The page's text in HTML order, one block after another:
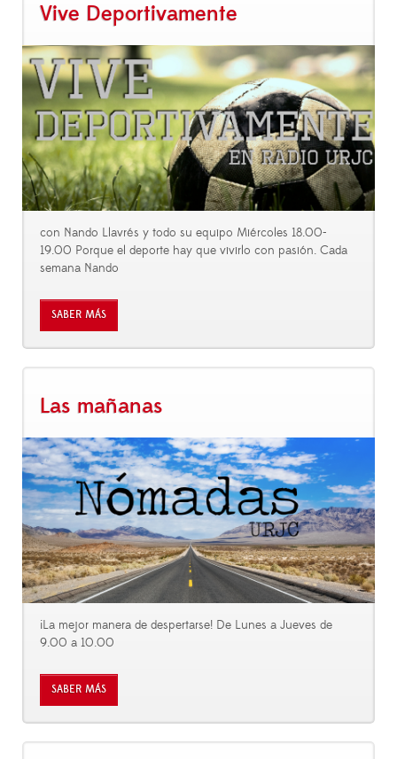
Vive Deportivamente
con Nando Llavrés y todo su equipo Miércoles 18.00-
19.00 Porque el deporte hay que vivirlo con pasión. Cada
semana Nando
SABER MÁS
Las mañanas
¡La mejor manera de despertarse! De Lunes a Jueves de
9.00 a 10.00
SABER MÁS